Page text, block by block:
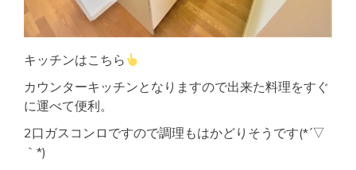
キッチンはこちら
カウンターキッチンとなりますので出来た料理をすぐ
に運べて便利。
2口ガスコンロですので調理もはかどりそうです(*´▽
｀*)